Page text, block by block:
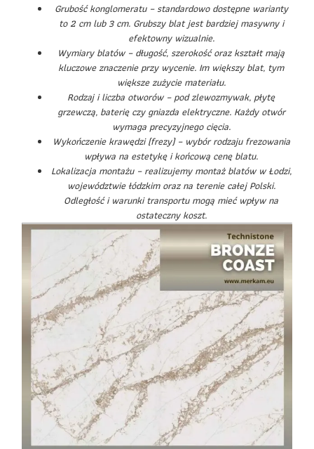
Grubość konglomeratu – standardowo dostępne warianty
to 2 cm lub 3 cm. Grubszy blat jest bardziej masywny i
efektowny wizualnie.
Wymiary blatów – długość, szerokość oraz kształt mają
kluczowe znaczenie przy wycenie. Im większy blat, tym
większe zużycie materiału.
Rodzaj i liczba otworów – pod zlewozmywak, płytę
grzewczą, baterię czy gniazda elektryczne. Każdy otwór
wymaga precyzyjnego cięcia.
Wykończenie krawędzi (frezy) – wybór rodzaju frezowania
wpływa na estetykę i końcową cenę blatu.
Lokalizacja montażu – realizujemy montaż blatów w Łodzi,
województwie łódzkim oraz na terenie całej Polski.
Odległość i warunki transportu mogą mieć wpływ na
ostateczny koszt.